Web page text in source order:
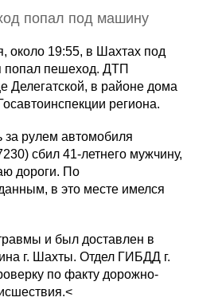
Карты
попал под машину
около 19:55, в Шахтах под
попал пешеход. ДТП
Делегатской, в районе дома
региона.
за рулем автомобиля
сбил 41-летнего мужчину,
дороги. По
в это месте имелся
и был доставлен в
г. Шахты. Отдел ГИБДД г.
по факту дорожно-